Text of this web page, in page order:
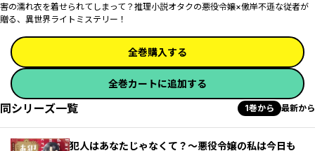
害の濡れ衣を着せられてしまって――？推理小説オタクの悪役令嬢×傲岸不遜な従者が
贈る、異世界ライトミステリー！
全巻購入する
全巻カートに追加する
同シリーズ一覧 1巻から 最新から
犯人はあなたじゃなくて？～悪役令嬢の私は今日も